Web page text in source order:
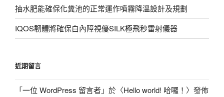
抽水肥能確保化糞池的正常運作噴霧降溫設計及規劃
IQOS韌體將確保白內障視優SILK極飛秒雷射儀器
近期留言
「一位 WordPress 留言者」於〈Hello world! 哈囉！ 〉發佈